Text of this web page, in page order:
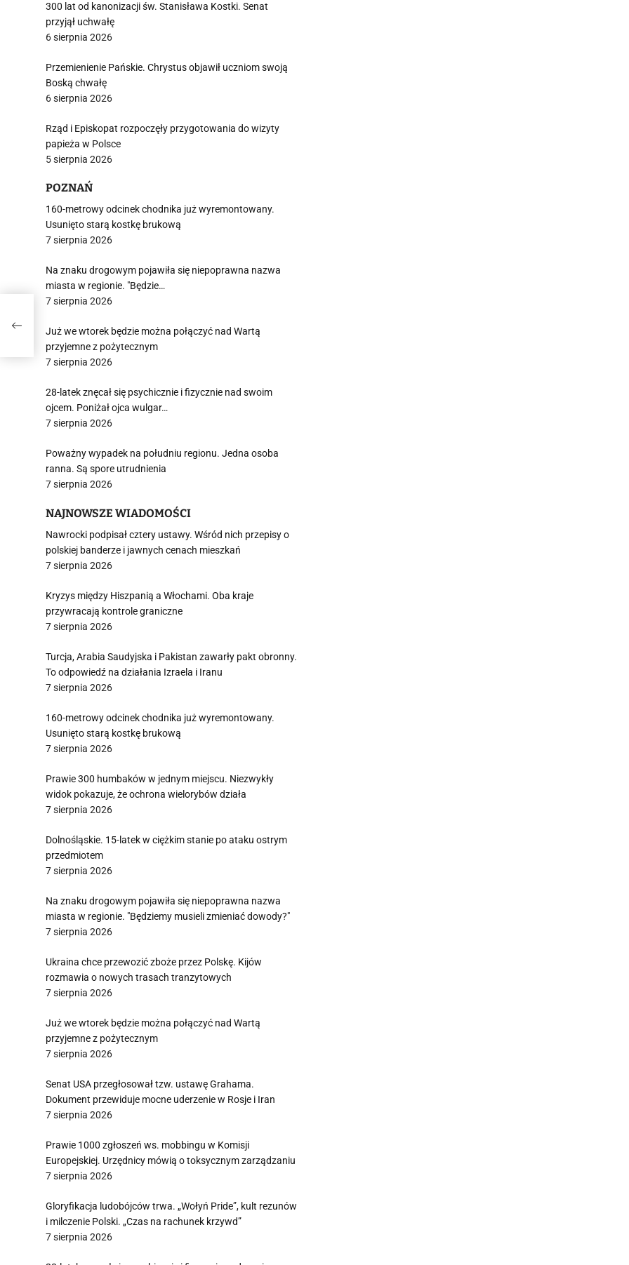
300 lat od kanonizacji św. Stanisława Kostki. Senat
przyjął uchwałę
6 sierpnia 2026
Przemienienie Pańskie. Chrystus objawił uczniom swoją
Boską chwałę
6 sierpnia 2026
Rząd i Episkopat rozpoczęły przygotowania do wizyty
papieża w Polsce
5 sierpnia 2026
POZNAŃ
160-metrowy odcinek chodnika już wyremontowany.
Usunięto starą kostkę brukową
7 sierpnia 2026
Na znaku drogowym pojawiła się niepoprawna nazwa
miasta w regionie. "Będzie…
7 sierpnia 2026
Już we wtorek będzie można połączyć nad Wartą
przyjemne z pożytecznym
7 sierpnia 2026
28-latek znęcał się psychicznie i fizycznie nad swoim
ojcem. Poniżał ojca wulgar…
7 sierpnia 2026
Poważny wypadek na południu regionu. Jedna osoba
ranna. Są spore utrudnienia
7 sierpnia 2026
NAJNOWSZE WIADOMOŚCI
Nawrocki podpisał cztery ustawy. Wśród nich przepisy o
polskiej banderze i jawnych cenach mieszkań
7 sierpnia 2026
Kryzys między Hiszpanią a Włochami. Oba kraje
przywracają kontrole graniczne
7 sierpnia 2026
Turcja, Arabia Saudyjska i Pakistan zawarły pakt obronny.
To odpowiedź na działania Izraela i Iranu
7 sierpnia 2026
160-metrowy odcinek chodnika już wyremontowany.
Usunięto starą kostkę brukową
7 sierpnia 2026
Prawie 300 humbaków w jednym miejscu. Niezwykły
widok pokazuje, że ochrona wielorybów działa
7 sierpnia 2026
Dolnośląskie. 15-latek w ciężkim stanie po ataku ostrym
przedmiotem
7 sierpnia 2026
Na znaku drogowym pojawiła się niepoprawna nazwa
miasta w regionie. "Będziemy musieli zmieniać dowody?"
7 sierpnia 2026
Ukraina chce przewozić zboże przez Polskę. Kijów
rozmawia o nowych trasach tranzytowych
7 sierpnia 2026
Już we wtorek będzie można połączyć nad Wartą
przyjemne z pożytecznym
7 sierpnia 2026
Senat USA przegłosował tzw. ustawę Grahama.
Dokument przewiduje mocne uderzenie w Rosje i Iran
7 sierpnia 2026
Prawie 1000 zgłoszeń ws. mobbingu w Komisji
Europejskiej. Urzędnicy mówią o toksycznym zarządzaniu
7 sierpnia 2026
Gloryfikacja ludobójców trwa. „Wołyń Pride”, kult rezunów
i milczenie Polski. „Czas na rachunek krzywd”
7 sierpnia 2026